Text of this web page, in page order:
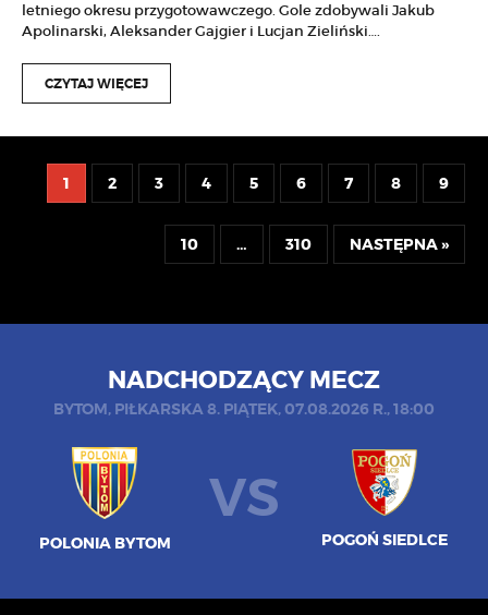
letniego okresu przygotowawczego. Gole zdobywali Jakub
Apolinarski, Aleksander Gajgier i Lucjan Zieliński….
CZYTAJ WIĘCEJ
1 2 3 4 5 6 7 8 9
10 … 310 NASTĘPNA »
NADCHODZĄCY MECZ
BYTOM, PIŁKARSKA 8. PIĄTEK, 07.08.2026 R., 18:00
POLONIA BYTOM
VS
POGOŃ SIEDLCE